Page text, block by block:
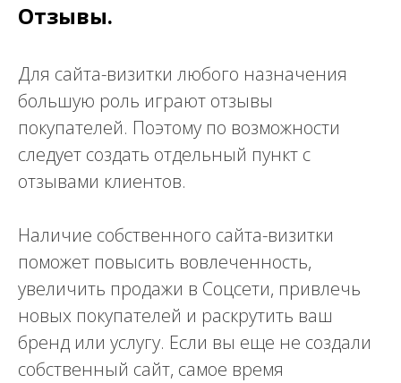
Отзывы.
Для сайта-визитки любого назначения
большую роль играют отзывы
покупателей. Поэтому по возможности
следует создать отдельный пункт с
отзывами клиентов.
Наличие собственного сайта-визитки
поможет повысить вовлеченность,
увеличить продажи в Соцсети, привлечь
новых покупателей и раскрутить ваш
бренд или услугу. Если вы еще не создали
собственный сайт, самое время